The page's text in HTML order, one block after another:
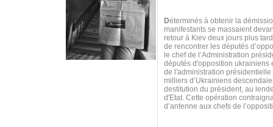
Déterminés à obtenir la
manifestants se massaient
retour à Kiev deux jours plus
de rencontrer les députés
le chef de l’Administration
députés d'opposition ukrainiens
de l'administration
milliers d’Ukrainiens
destitution du président, au
d'Etat. Cette opération
d’antenne aux chefs de